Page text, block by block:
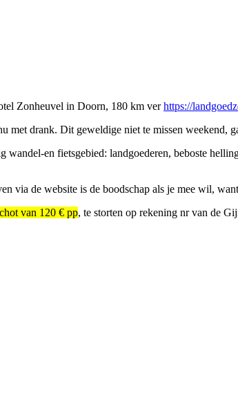
Zonheuvel in Doorn, 180 km verhttps://
drank. Dit geweldige niet te missen weekend,
en fietsgebied: landgoederen, beboste
via de website is de boodschap als je mee wil,
van 120 € pp, te storten op rekening nr van de